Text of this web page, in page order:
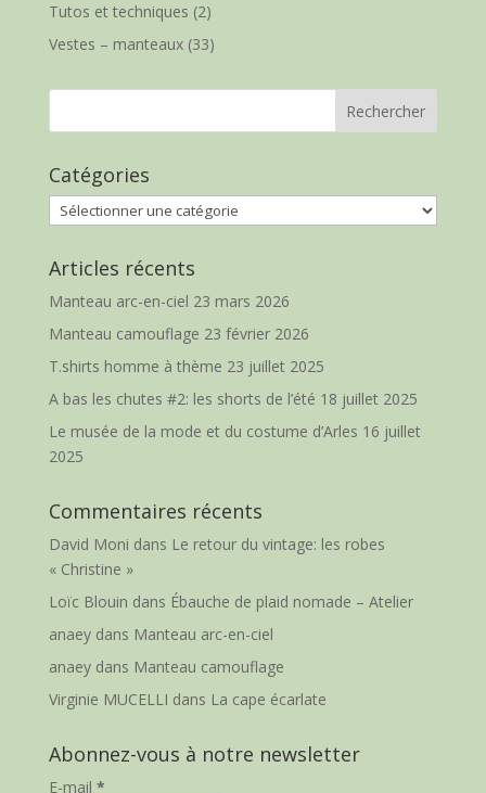
Tutos et techniques (2)
Vestes – manteaux(33)
Catégories
Catégories
Articles récents
Manteau arc-en-ciel 23 mars 2026
Manteau camouflage 23 février 2026
T.shirts homme à thème 23 juillet 2025
A bas les chutes #2: les shorts de l’été 18 juillet 2025
Le musée de la mode et du costume d’Arles 16 juillet
2025
Commentaires récents
David Moni dans Le retour du vintage: les robes
« Christine »
Loïc Blouin dans Ébauche de plaid nomade – Atelier
anaeydans Manteau arc-en-ciel
anaeydans Manteau camouflage
Virginie MUCELLI dans La cape écarlate
Abonnez-vous à notre newsletter
E-mail *